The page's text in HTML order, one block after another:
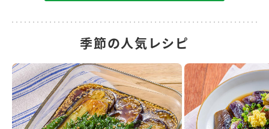
季節の人気レシピ